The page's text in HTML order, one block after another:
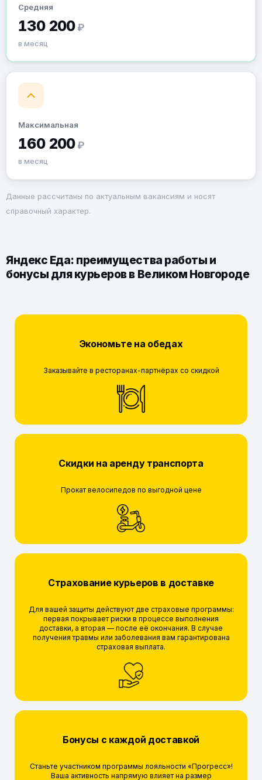
Средняя
130 200 ₽
в месяц
Максимальная
160 200 ₽
в месяц
Данные рассчитаны по актуальным вакансиям и носят
справочный характер.
Яндекс Еда: преимущества работы и
бонусы для курьеров в Великом Новгороде
Экономьте на обедах
Заказывайте в ресторанах-партнёрах со скидкой
Скидки на аренду транспорта
Прокат велосипедов по выгодной цене
Страхование курьеров в доставке
Для вашей защиты действуют две страховые программы:
первая покрывает риски в процессе выполнения
доставки, а вторая — после её окончания. В случае
получения травмы или заболевания вам гарантирована
страховая выплата.
Бонусы с каждой доставкой
Станьте участником программы лояльности «Прогресс»!
Ваша активность напрямую влияет на размер